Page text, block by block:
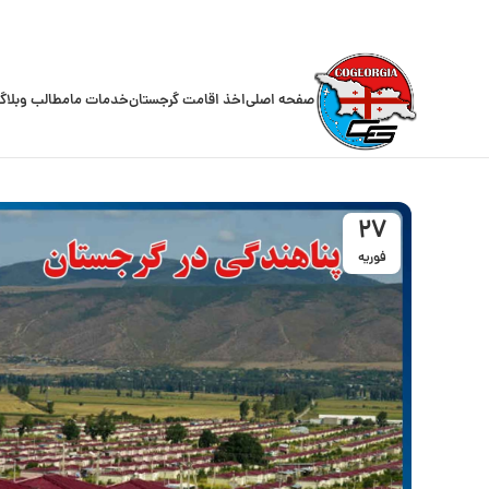
صفحه اصلیاخذ اقامت گرجستانخدمات مامطالب
27
فوریه